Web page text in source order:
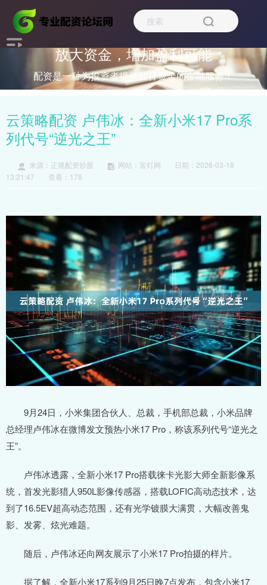
放大资金，增加盈利可能
配资是一种为投资者提供杠杆资金的金融服务！
云策略配资 卢伟冰：全新小米17 Pro系
列代号“逆光之王”
来源：正规配资炒股 网站：富灯网
日期：2026-03-18
13:21:47
查看：178
9月24日，小米集团合伙人、总裁，手机部总裁，小米品牌
总经理卢伟冰在微博发文预热小米17 Pro，称该系列代号“逆光之
王”。
卢伟冰透露，全新小米17 Pro搭载徕卡光影大师全新影像系
统，首发光影猎人950L影像传感器，搭载LOFIC高动态技术，达
到了16.5EV超高动态范围，还有光学镀膜大满贯，大幅改善鬼
影、发雾、炫光难题。
随后，卢伟冰还向网友展示了小米17 Pro拍摄的样片。
据了解，全新小米17系列9月25日晚7点发布，包含小米17、